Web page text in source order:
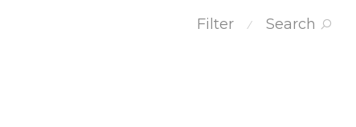
Filter ⁄ Search